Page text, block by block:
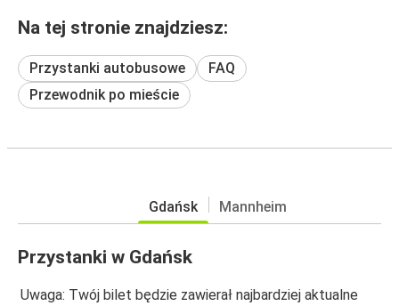
Na tej stronie znajdziesz:
Przystanki autobusowe
FAQ
Przewodnik po mieście
Gdańsk Mannheim
Przystanki w Gdańsk
Uwaga: Twój bilet będzie zawierał najbardziej aktualne